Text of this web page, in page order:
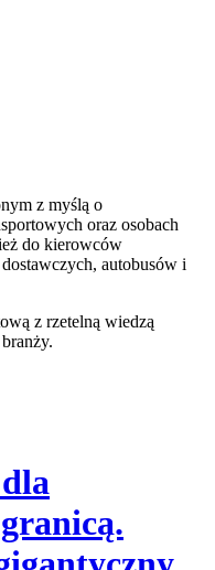
z myślą o
oraz osobach
do kierowców
autobusów i
z rzetelną wiedzą